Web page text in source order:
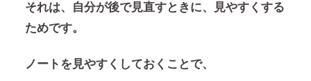
それは、自分が後で見直すときに、見やすくする
ためです。
ノートを見やすくしておくことで、